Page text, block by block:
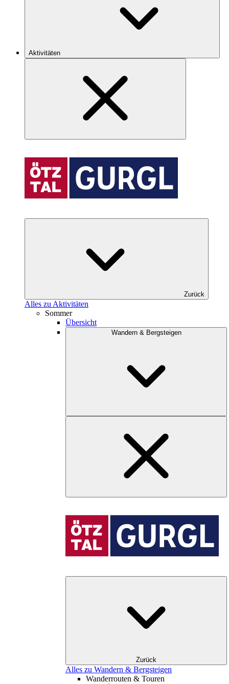
Aktivitäten
Zurück
Alles zu Aktivitäten
Sommer
Übersicht
Wandern & Bergsteigen
Zurück
Alles zu Wandern & Bergsteigen
Wanderrouten & Touren